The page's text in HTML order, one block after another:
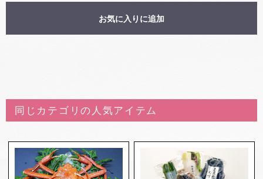
お気に入りに追加
同じカテゴリの人気アイテム